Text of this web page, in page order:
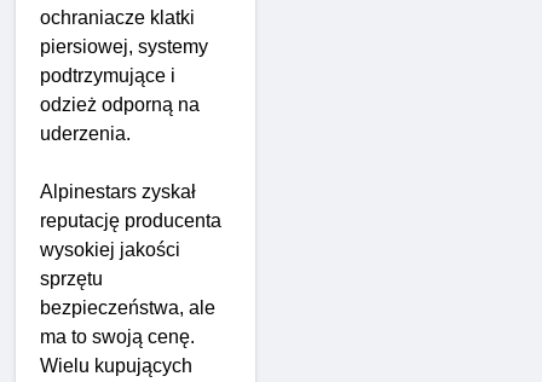
ochraniacze klatki
piersiowej, systemy
podtrzymujące i
odzież odporną na
uderzenia.
Alpinestars zyskał
reputację producenta
wysokiej jakości
sprzętu
bezpieczeństwa, ale
ma to swoją cenę.
Wielu kupujących